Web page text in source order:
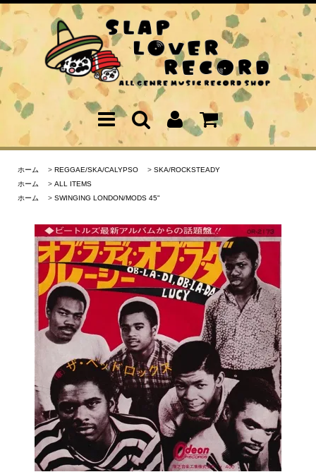
ホーム > REGGAE/SKA/CALYPSO > SKA/ROCKSTEADY
ホーム
> ALL ITEMS
ホーム
> SWINGING LONDON/MODS 45"